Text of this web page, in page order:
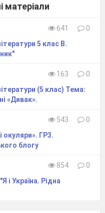
матеріали
641
0
5 клас В.
163
0
(5 клас) Тема:
«Дивак».
543
0
окуляри». ГР3.
блогу
854
0
і Україна. Рідна